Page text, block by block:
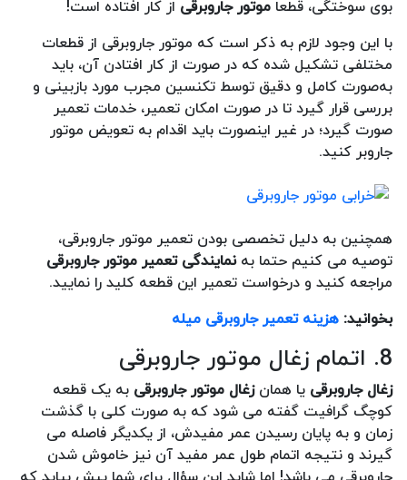
بوی سوختگی، قطعا موتور جاروبرقی از کار افتاده است!
با این وجود لازم به ذکر است که موتور جاروبرقی از قطعات
مختلفی تشکیل شده که در صورت از کار افتادن آن، باید
به‌صورت کامل و دقیق توسط تکنسین مجرب مورد بازبینی و
بررسی قرار گیرد تا در صورت امکان تعمیر، خدمات تعمیر
صورت گیرد؛ در غیر اینصورت باید اقدام به تعویض موتور
جاروبر کنید.
همچنین به دلیل تخصصی بودن تعمیر موتور جاروبرقی،
توصیه می کنیم حتما بهنمایندگی تعمیر موتور جاروبرقی
مراجعه کنید و درخواست تعمیر این قطعه کلید را نمایید.
بخوانید: هزینه تعمیر جاروبرقی میله
8. اتمام زغال موتور جاروبرقی
زغال جاروبرقی یا همانزغال موتور جاروبرقی به یک قطعه
کوچگ گرافیت گفته می شود که به صورت کلی با گذشت
زمان و به پایان رسیدن عمر مفیدش، از یکدیگر فاصله می
گیرند و نتیجه اتمام طول عمر مفید آن نیز خاموش شدن